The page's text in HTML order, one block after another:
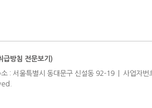
급방침 전문보기)
소 : 서울특별시 동대문구 신설동 92-19 | 사